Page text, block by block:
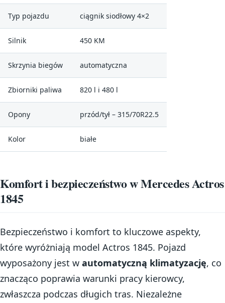
Typ pojazdu ciągnik siodłowy 4×2
Silnik 450 KM
Skrzynia biegów automatyczna
Zbiorniki paliwa 820 l i 480 l
Opony przód/tył – 315/70R22.5
Kolor białe
Komfort i bezpieczeństwo w Mercedes Actros
1845
Bezpieczeństwo i komfort to kluczowe aspekty,
które wyróżniają model Actros 1845. Pojazd
wyposażony jest w automatyczną klimatyzację, co
znacząco poprawia warunki pracy kierowcy,
zwłaszcza podczas długich tras. Niezależne